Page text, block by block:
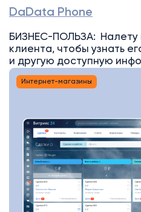
DaData Phone
БИЗНЕС-ПОЛЬЗА: Налету
клиента, чтобы узнать
и другую доступную
Интернет-магазины